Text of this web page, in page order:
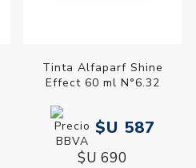
Tinta Alfaparf Shine
Effect 60 ml N°6.32
$U 587
$U 690